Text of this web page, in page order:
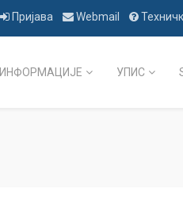
Пријава Webmail
ИНФОРМАЦИЈЕ УПИС